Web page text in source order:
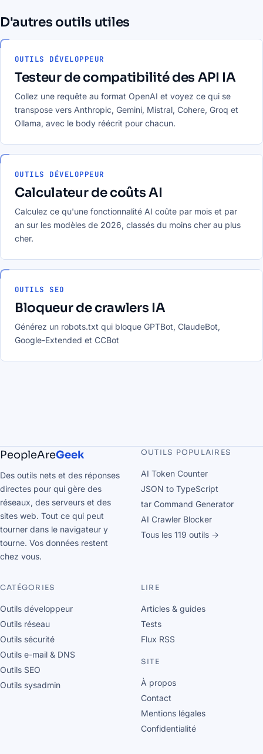
D'autres outils utiles
OUTILS DÉVELOPPEUR
Testeur de compatibilité des API IA
Collez une requête au format OpenAI et voyez ce qui se
transpose vers Anthropic, Gemini, Mistral, Cohere, Groq et
Ollama, avec le body réécrit pour chacun.
OUTILS DÉVELOPPEUR
Calculateur de coûts AI
Calculez ce qu'une fonctionnalité AI coûte par mois et par
an sur les modèles de 2026, classés du moins cher au plus
cher.
OUTILS SEO
Bloqueur de crawlers IA
Générez un robots.txt qui bloque GPTBot, ClaudeBot,
Google-Extended et CCBot
PeopleAreGeek
Des outils nets et des réponses
directes pour qui gère des
réseaux, des serveurs et des
sites web. Tout ce qui peut
tourner dans le navigateur y
tourne. Vos données restent
chez vous.
OUTILS POPULAIRES
AI Token Counter
JSON to TypeScript
tar Command Generator
AI Crawler Blocker
Tous les 119 outils →
CATÉGORIES
Outils développeur
Outils réseau
Outils sécurité
Outils e-mail & DNS
Outils SEO
Outils sysadmin
LIRE
Articles & guides
Tests
Flux RSS
SITE
À propos
Contact
Mentions légales
Confidentialité